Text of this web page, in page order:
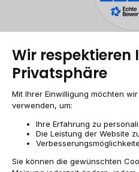
Rechtliche Hinweise
Allgemeine
Personenbezogener daten
Webseite der
CH-